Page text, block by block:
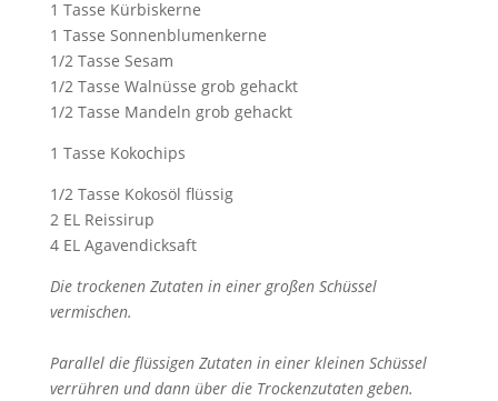
1 Tasse Kürbiskerne
1 Tasse Sonnenblumenkerne
1/2 Tasse Sesam
1/2 Tasse Walnüsse grob gehackt
1/2 Tasse Mandeln grob gehackt
1 Tasse Kokochips
1/2 Tasse Kokosöl flüssig
2 EL Reissirup
4 EL Agavendicksaft
Die trockenen Zutaten in einer großen Schüssel
vermischen.
Parallel die flüssigen Zutaten in einer kleinen Schüssel
verrühren und dann über die Trockenzutaten geben.